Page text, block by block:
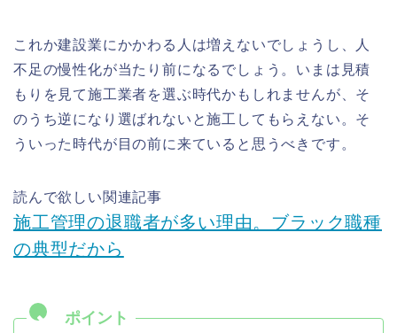
これか建設業にかかわる人は増えないでしょうし、人
不足の慢性化が当たり前になるでしょう。いまは見積
もりを見て施工業者を選ぶ時代かもしれませんが、そ
のうち逆になり選ばれないと施工してもらえない。そ
ういった時代が目の前に来ていると思うべきです。
読んで欲しい関連記事
施工管理の退職者が多い理由。ブラック職種
の典型だから